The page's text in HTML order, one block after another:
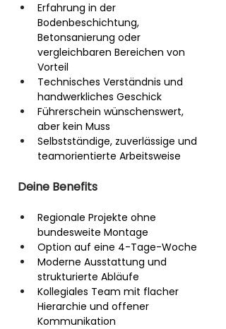
Erfahrung in der
Bodenbeschichtung,
Betonsanierung oder
vergleichbaren Bereichen von
Vorteil
Technisches Verständnis und
handwerkliches Geschick
Führerschein wünschenswert,
aber kein Muss
Selbstständige, zuverlässige und
teamorientierte Arbeitsweise
Deine Benefits
Regionale Projekte ohne
bundesweite Montage
Option auf eine 4-Tage-Woche
Moderne Ausstattung und
strukturierte Abläufe
Kollegiales Team mit flacher
Hierarchie und offener
Kommunikation